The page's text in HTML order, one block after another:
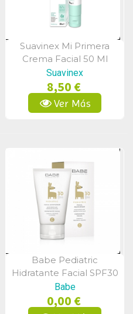
Vista Rápida
Suavinex Mi Primera
Crema Facial 50 Ml
Suavinex
8,50 €
Ver Más
Vista Rápida
Babe Pediatric
Hidratante Facial SPF30
50ml
Babe
0,00 €